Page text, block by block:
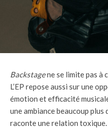
Backstagene se limite pas à
L’EP repose aussi sur une
émotion et efficacité
une ambiance beaucoup
raconte une relation